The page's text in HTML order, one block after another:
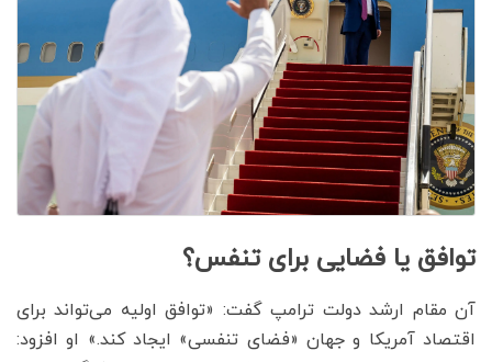
توافق یا فضایی برای تنفس؟
آن مقام ارشد دولت ترامپ گفت: «توافق اولیه می‌تواند برای
اقتصاد آمریکا و جهان «فضای تنفسی» ایجاد کند.» او افزود: